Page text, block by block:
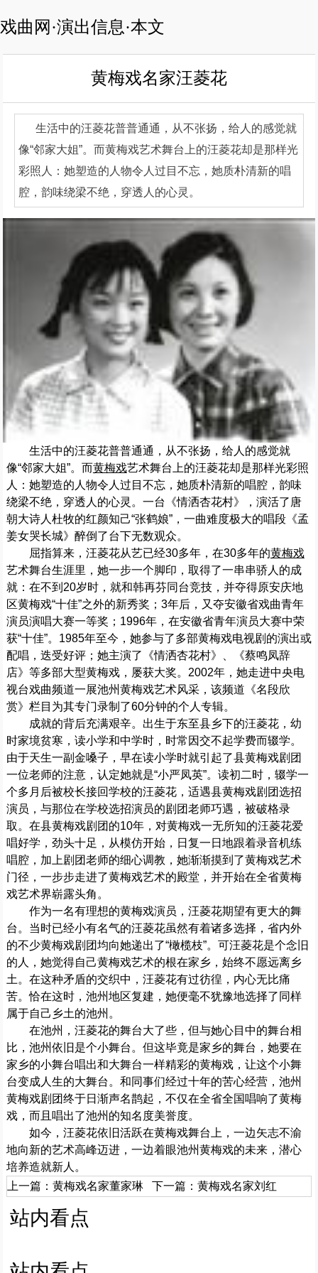
戏曲网·演出信息·本文
黄梅戏名家汪菱花
生活中的汪菱花普普通通，从不张扬，给人的感觉就
像“邻家大姐”。而黄梅戏艺术舞台上的汪菱花却是那样光
彩照人：她塑造的人物令人过目不忘，她质朴清新的唱
腔，韵味绕梁不绝，穿透人的心灵。
生活中的汪菱花普普通通，从不张扬，给人的感觉就
像“邻家大姐”。而黄梅戏艺术舞台上的汪菱花却是那样光彩照
人：她塑造的人物令人过目不忘，她质朴清新的唱腔，韵味
绕梁不绝，穿透人的心灵。一台《情洒杏花村》，演活了唐
朝大诗人杜牧的红颜知己“张鹤娘”，一曲难度极大的唱段《孟
姜女哭长城》醉倒了台下无数观众。
屈指算来，汪菱花从艺已经30多年，在30多年的黄梅戏
艺术舞台生涯里，她一步一个脚印，取得了一串串骄人的成
就：在不到20岁时，就和韩再芬同台竞技，并夺得原安庆地
区黄梅戏“十佳”之外的新秀奖；3年后，又夺安徽省戏曲青年
演员演唱大赛一等奖；1996年，在安徽省青年演员大赛中荣
获“十佳”。1985年至今，她参与了多部黄梅戏电视剧的演出或
配唱，迭受好评；她主演了《情洒杏花村》、《蔡鸣凤辞
店》等多部大型黄梅戏，屡获大奖。2002年，她走进中央电
视台戏曲频道一展池州黄梅戏艺术风采，该频道《名段欣
赏》栏目为其专门录制了60分钟的个人专辑。
成就的背后充满艰辛。出生于东至县乡下的汪菱花，幼
时家境贫寒，读小学和中学时，时常因交不起学费而辍学。
由于天生一副金嗓子，早在读小学时就引起了县黄梅戏剧团
一位老师的注意，认定她就是“小严凤英”。读初二时，辍学一
个多月后被校长接回学校的汪菱花，适遇县黄梅戏剧团选招
演员，与那位在学校选招演员的剧团老师巧遇，被破格录
取。在县黄梅戏剧团的10年，对黄梅戏一无所知的汪菱花爱
唱好学，劲头十足，从模仿开始，日复一日地跟着录音机练
唱腔，加上剧团老师的细心调教，她渐渐摸到了黄梅戏艺术
门径，一步步走进了黄梅戏艺术的殿堂，并开始在全省黄梅
戏艺术界崭露头角。
作为一名有理想的黄梅戏演员，汪菱花期望有更大的舞
台。当时已经小有名气的汪菱花虽然有着诸多选择，省内外
的不少黄梅戏剧团均向她递出了“橄榄枝”。可汪菱花是个念旧
的人，她觉得自己黄梅戏艺术的根在家乡，始终不愿远离乡
土。在这种矛盾的交织中，汪菱花有过彷徨，内心无比痛
苦。恰在这时，池州地区复建，她便毫不犹豫地选择了同样
属于自己乡土的池州。
在池州，汪菱花的舞台大了些，但与她心目中的舞台相
比，池州依旧是个小舞台。但这毕竟是家乡的舞台，她要在
家乡的小舞台唱出和大舞台一样精彩的黄梅戏，让这个小舞
台变成人生的大舞台。和同事们经过十年的苦心经营，池州
黄梅戏剧团终于日渐声名鹊起，不仅在全省全国唱响了黄梅
戏，而且唱出了池州的知名度美誉度。
如今，汪菱花依旧活跃在黄梅戏舞台上，一边矢志不渝
地向新的艺术高峰迈进，一边着眼池州黄梅戏的未来，潜心
培养造就新人。
上一篇：黄梅戏名家董家琳 下一篇：黄梅戏名家刘红
站内看点